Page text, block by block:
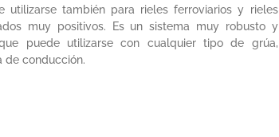
utilizarse también para rieles ferroviarios y rieles
muy positivos. Es un sistema muy robusto y
puede utilizarse con cualquier tipo de grúa,
de conducción.